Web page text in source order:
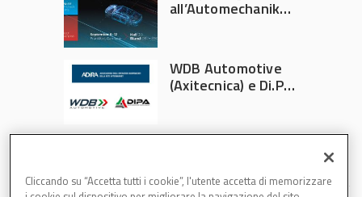
all’Automechanika
WDB Automotive
(Axitecnica) e Di.Pa.
Cliccando su “Accetta tutti i cookie”, l'utente accetta di memorizzare